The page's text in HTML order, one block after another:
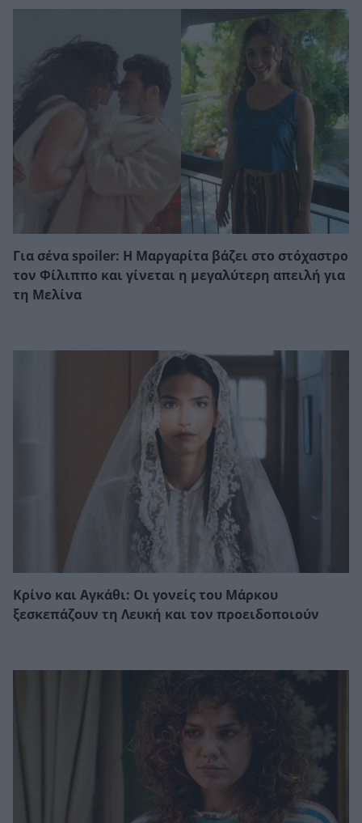
Για σένα spoiler: Η Μαργαρίτα βάζει στο στόχαστρο
τον Φίλιππο και γίνεται η μεγαλύτερη απειλή για
τη Μελίνα
Κρίνο και Αγκάθι: Οι γονείς του Μάρκου
ξεσκεπάζουν τη Λευκή και τον προειδοποιούν